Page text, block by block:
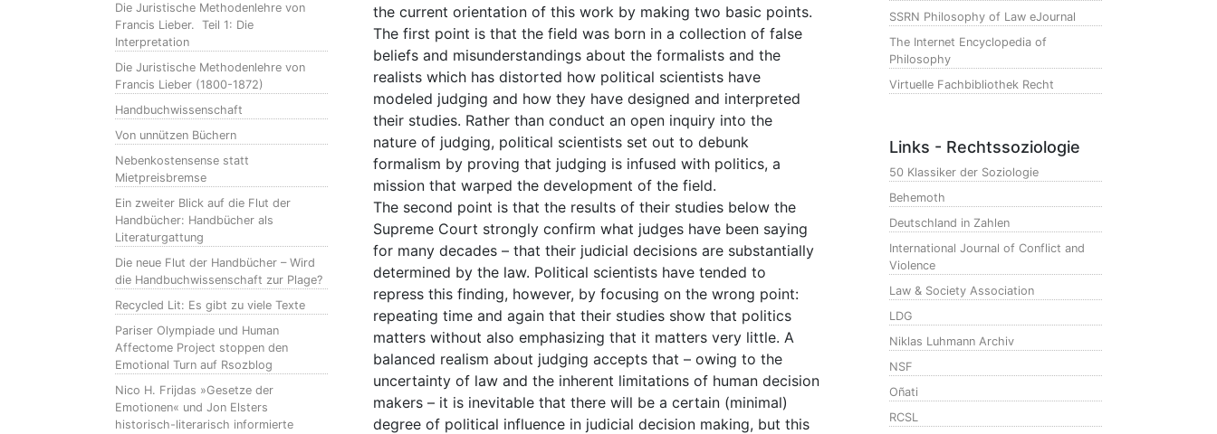
Die Juristische Methodenlehre von
Francis Lieber. Teil 1: Die
Interpretation
Die Juristische Methodenlehre von
Francis Lieber (1800-1872)
Handbuchwissenschaft
Von unnützen Büchern
Nebenkostensense statt
Mietpreisbremse
Ein zweiter Blick auf die Flut der
Handbücher: Handbücher als
Literaturgattung
Die neue Flut der Handbücher – Wird
die Handbuchwissenschaft zur Plage?
Recycled Lit: Es gibt zu viele Texte
Pariser Olympiade und Human
Affectome Project stoppen den
Emotional Turn auf Rsozblog
Nico H. Frijdas »Gesetze der
Emotionen« und Jon Elsters
historisch-literarisch informierte
the current orientation of this work by making two basic points.
The first point is that the field was born in a collection of false
beliefs and misunderstandings about the formalists and the
realists which has distorted how political scientists have
modeled judging and how they have designed and interpreted
their studies. Rather than conduct an open inquiry into the
nature of judging, political scientists set out to debunk
formalism by proving that judging is infused with politics, a
mission that warped the development of the field.
The second point is that the results of their studies below the
Supreme Court strongly confirm what judges have been saying
for many decades – that their judicial decisions are substantially
determined by the law. Political scientists have tended to
repress this finding, however, by focusing on the wrong point:
repeating time and again that their studies show that politics
matters without also emphasizing that it matters very little. A
balanced realism about judging accepts that – owing to the
uncertainty of law and the inherent limitations of human decision
makers – it is inevitable that there will be a certain (minimal)
degree of political influence in judicial decision making, but this
SSRN Philosophy of Law eJournal
The Internet Encyclopedia of
Philosophy
Virtuelle Fachbibliothek Recht
Links - Rechtssoziologie
50 Klassiker der Soziologie
Behemoth
Deutschland in Zahlen
International Journal of Conflict and
Violence
Law & Society Association
LDG
Niklas Luhmann Archiv
NSF
Oñati
RCSL